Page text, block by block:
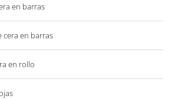
en barras
cera en barras
en rollo